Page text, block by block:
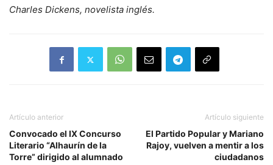
Charles Dickens, novelista inglés.
Artículo anterior
Convocado el IX Concurso
Literario “Alhaurín de la
Torre” dirigido al alumnado
Artículo siguiente
El Partido Popular y Mariano
Rajoy, vuelven a mentir a los
ciudadanos